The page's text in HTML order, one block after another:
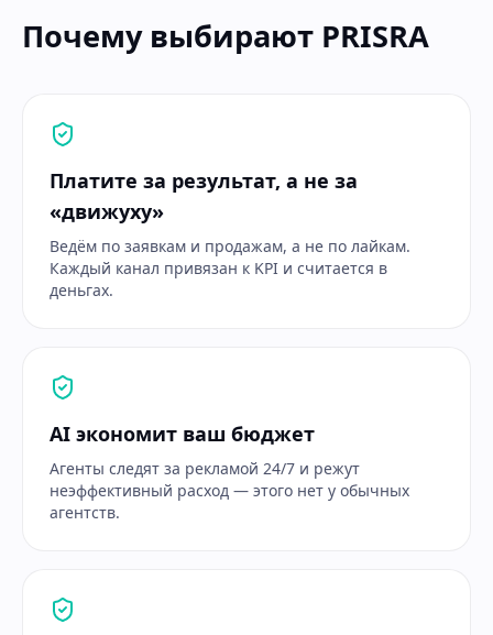
Почему выбирают PRISRA
Платите за результат, а не за
«движуху»
Ведём по заявкам и продажам, а не по лайкам.
Каждый канал привязан к KPI и считается в
деньгах.
AI экономит ваш бюджет
Агенты следят за рекламой 24/7 и режут
неэффективный расход — этого нет у обычных
агентств.